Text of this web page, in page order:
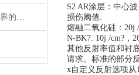
飞秒激光器是探索超快世界的利器
S2 AR涂层：中心
损伤阈值:
熔融二氧化硅：20j
N-BK7: 10j /cm?，
其他反射率值和衬
请求。标准的部分
x自定义反射选项